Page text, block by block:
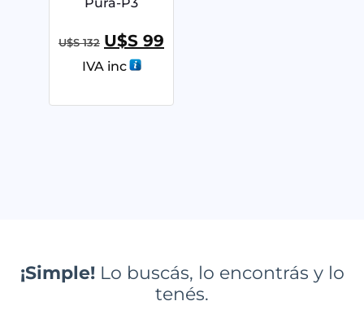
U$S132 U$S 99
IVA inc
¡Simple!Lo buscás, lo encontrás y lo
tenés.